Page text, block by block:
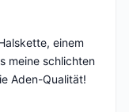
einem
meine schlichten
Aden-Qualität!